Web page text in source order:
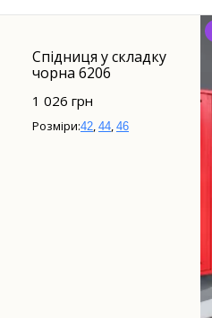
Спідниця у складку
чорна 6206
1 026 грн
Розміри:42, 44, 46